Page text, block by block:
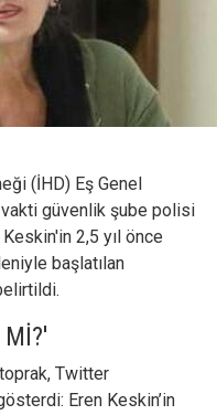
(İHD) Eş Genel
vakti güvenlik şube polisi
Keskin'in 2,5 yıl önce
başlatılan
Mİ?'
Twitter
Eren Keskin’in